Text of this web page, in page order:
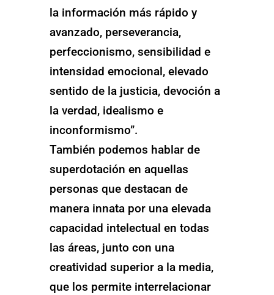
la información más rápido y
avanzado, perseverancia,
perfeccionismo, sensibilidad e
intensidad emocional, elevado
sentido de la justicia, devoción a
la verdad, idealismo e
inconformismo”.
También podemos hablar de
superdotación en aquellas
personas que destacan de
manera innata por una elevada
capacidad intelectual en todas
las áreas, junto con una
creatividad superior a la media,
que los permite interrelacionar